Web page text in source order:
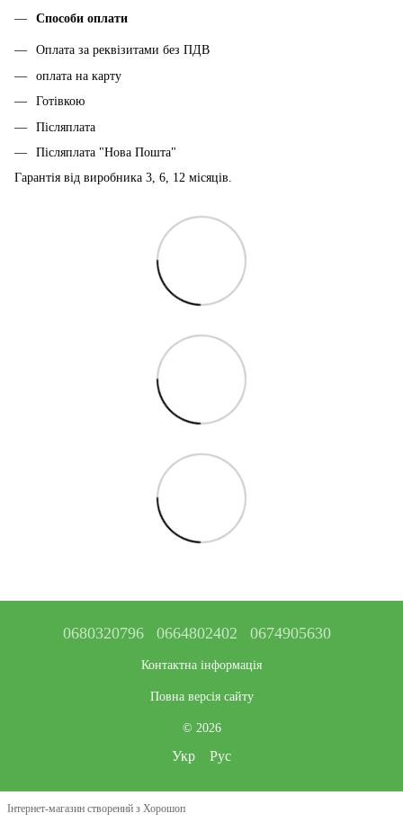
Способи оплати
Оплата за реквізитами без ПДВ
оплата на карту
Готівкою
Післяплата
Післяплата "Нова Пошта"
Гарантія від виробника 3, 6, 12 місяців.
0680320796 0664802402 0674905630
Контактна інформація
Повна версія сайту
© 2026
Укр Рус
Інтернет-магазин створений з Хорошоп